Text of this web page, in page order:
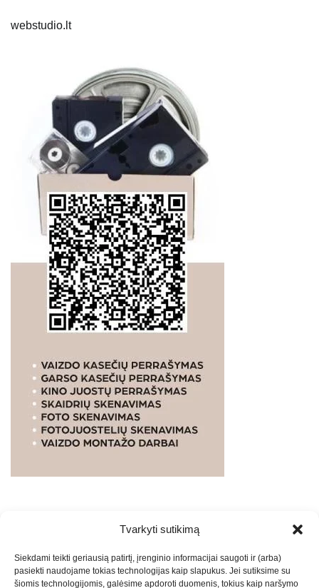
Tvarkyti sutikimą
Siekdami teikti geriausią patirtį, įrenginio informacijai saugoti ir (arba)
pasiekti naudojame tokias technologijas kaip slapukus. Jei sutiksime su
šiomis technologijomis, galėsime apdoroti duomenis, tokius kaip naršymo
webstudio.lt
PASLAUGOS. SEO tekstų rašymas, turinio kūrimas,
straipsnių rašymas ir talpinimas į mūsų valdomas